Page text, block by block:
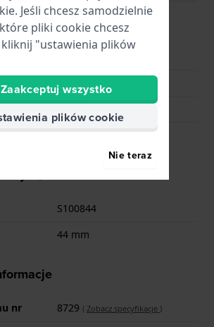
BU2018-55A
Analogowy
S100844
44 mm
nr 8729 ( Zobacz specyfikacje )
Jeśli chcesz samodzielnie
pliki cookie chcesz
kliknij "ustawienia plików
Zaakceptuj wszystko
plików cookie
Nie teraz